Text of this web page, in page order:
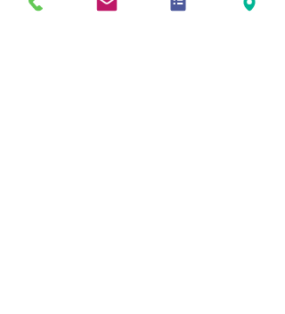
支えとご協力により目標のお店を